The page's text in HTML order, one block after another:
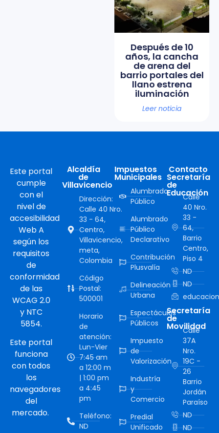
Después de 10
años, la cancha
de arena del
barrio portales del
llano estrena
iluminación
Leer noticia
Este portal
cumple
con el
nivel de
accesibilidad
Web A
según los
requisitos
de
conformidad
de las
WCAG 2.0
y NTC
5854.
Este portal
funciona
con todos
los
navegadores
del
mercado.
Alcaldía
de
Villavicencio
Dirección:
Calle 40 Nro.
33 - 64,
Centro,
Villavicencio,
meta,
Colombia
Código
Postal:
500001
Horario
de
atención:
Lun-Vier
7:45 am
a 12:00 m
| 1:00 pm
a 4:45
pm
Teléfono:
ND
Impuestos
Municipales
Alumbrado
Público
Alumbrado
Público
Declarativo
Contribución
Plusvalía
Delineación
Urbana
Espectáculos
Públicos
Impuesto
de
Valorización
Industría
y
Comercio
Predial
Unificado
Contacto
Secretaría
de
Educación
Calle
40 Nro.
33 -
64,
Barrio
Centro,
Piso 4
ND
ND
Secretaría
de
Movilidad
Calle
37A
Nro.
19C -
26
Barrio
Jordán
Paraíso
ND
ND